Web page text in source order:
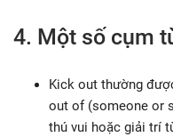
4. Một số cụm
Kick out thường
out of (someone or
thú vui hoặc giải trí